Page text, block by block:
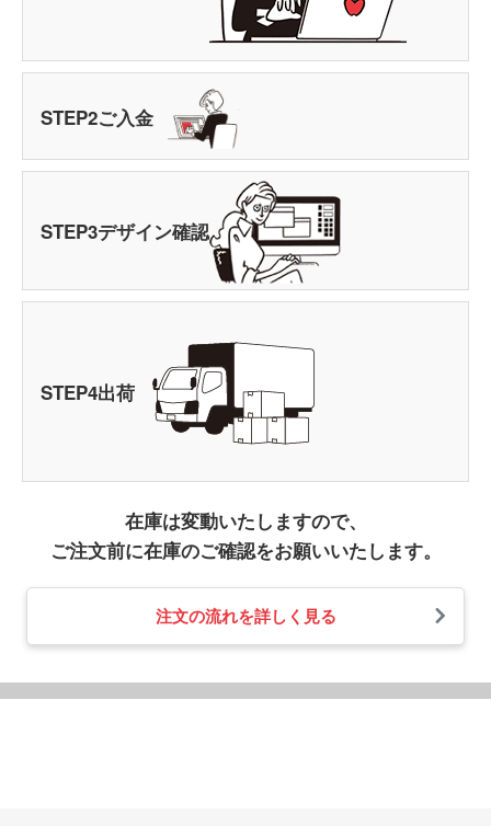
STEP2ご入金
STEP3デザイン確認
STEP4出荷
在庫は変動いたしますので、
ご注文前に在庫のご確認をお願いいたします。
注文の流れを詳しく見る